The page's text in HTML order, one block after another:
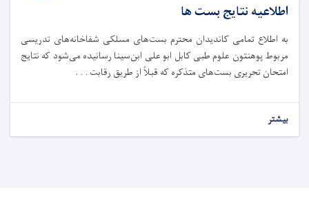
اطلاعیه نتایج بست ها
به اطلاع تمامی کاندیدان محترم بست‌های مسلکی شفاخانه‌های تدریسی
مربوط پوهنتون علوم طبی کابل ابو علی ابن‌سینا رسانیده می‌شود که نتایج
امتحان تحریری بست‌های متذکره که قبلاً از طریق رقابت . . .
بیشتر